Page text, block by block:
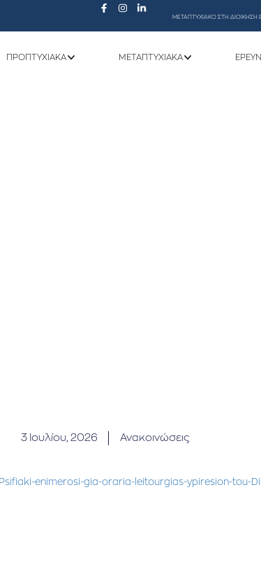
ΜΕΤΑΠΤΥΧΙΑΚΟ ΣΤΗ ΔΙΟΙΚΗΣΗ
ΠΡΟΠΤΥΧΙΑΚΆ ΜΕΤΑΠΤΥΧΙΑΚΆ
3 Ιουλίου, 2026 Ανακοινώσεις
enimerosi-gia-oraria-leitourgias-ypiresion-tou-